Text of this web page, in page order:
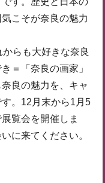
こそが奈良の魅力
らも大好きな奈良
＝「奈良の画家」
良の魅力を、キャ
。12月末から1月5
覧会を開催しま
に来てください。